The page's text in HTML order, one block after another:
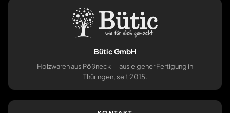
Bütic GmbH
Holzwaren aus Pößneck — aus eigener Fertigung in
Thüringen, seit 2015.